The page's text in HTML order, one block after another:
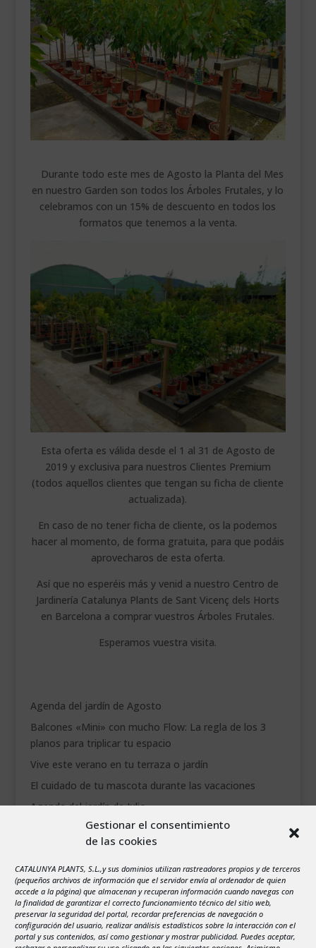
Gestionar el consentimiento
de las cookies
CATALUNYA PLANTS, S.L.,y sus dominios utilizan rastreadores propios y de terceros
(pequeños archivos de información que el servidor envía al ordenador de quien
accede a la página) que almacenan y recuperan información cuando navegas con
la finalidad de garantizar el correcto funcionamiento técnico del sitio web,
preservar la seguridad del portal, recordar preferencias de navegación o
configuración del usuario, realizar análisis estadísticos sobre la interacción con el
portal y sus contenidos, así como gestionar y mostrar publicidad. Puedes aceptar,
___________________________
VEURE EN CATALÀ
Durante todo este mes de Agosto la Planta del Mes
en nuestro Garden son todos los Árboles Frutales, y lo
celebramos con un 15% de descuento en todos los
formatos que tenemos a la venta.
Esta oferta es válida desde el 1 al 31 de Agosto de
2019 y exclusiva para nuestros Clientes Premium
(todos aquellos clientes que tengan su ficha de cliente
actualizada).
En caso de no tener ficha de cliente, os la podemos
hacer al momento, de forma gratuita, para que podáis
aprovecharos de esta oferta.
Así que no esperéis más y venid a nuestro Centro de
Jardinería Catalunya Plants de Sant Vicenç dels Horts
en Barcelona a comprar vuestros Árboles Frutales.
Esperamos vuestra visita.
Agenda del jardín de Agosto
Balcones «Mini» con mucho Flow: La regla de los 3
planos para triplicar tu espacio
Vive este verano en tu terraza o jardín
El cuidado de tu mascota durante las vacaciones
Agenda del jardín de Julio
agosto 2026
1
2
3
4 5 6 7 8
9
10
11 12 13 14 15
16
17
18 19 20 21 22 23